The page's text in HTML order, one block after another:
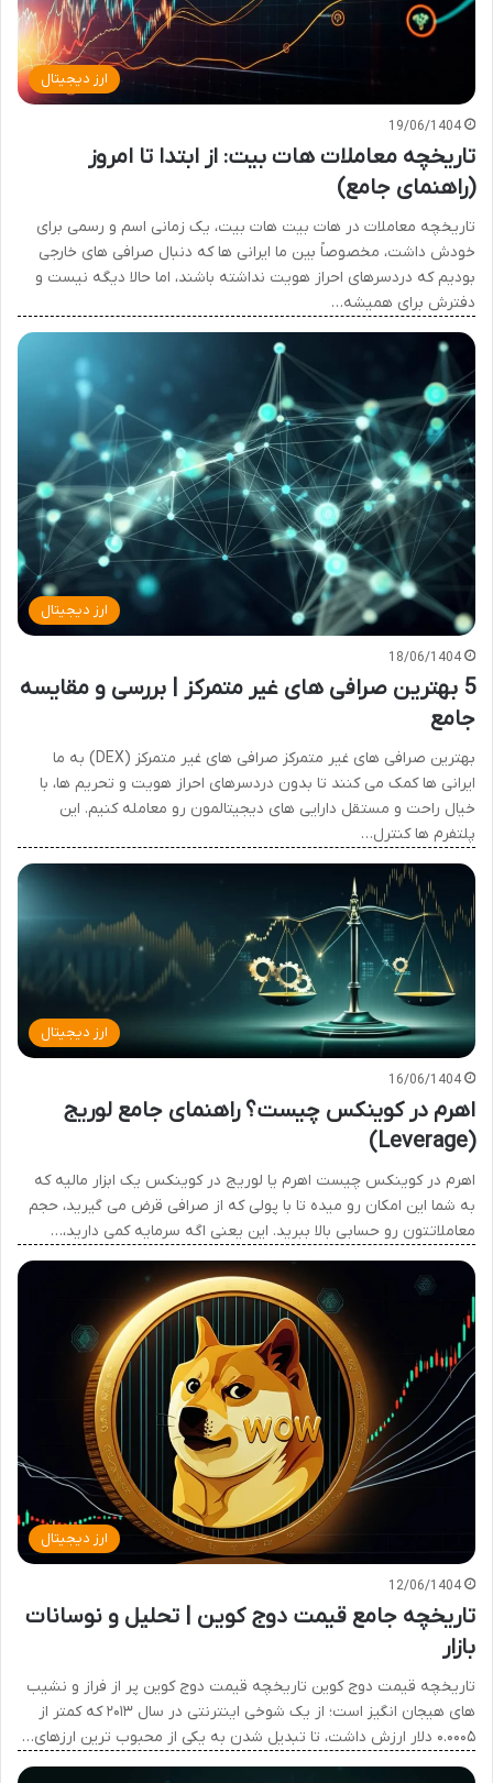
ارز دیجیتال
19/06/1404
تاریخچه معاملات هات بیت: از ابتدا تا امروز
(راهنمای جامع)
تاریخچه معاملات در هات بیت هات بیت، یک زمانی اسم و رسمی برای
خودش داشت، مخصوصاً بین ما ایرانی ها که دنبال صرافی های خارجی
بودیم که دردسرهای احراز هویت نداشته باشند، اما حالا دیگه نیست و
دفترش برای همیشه…
ارز دیجیتال
18/06/1404
5 بهترین صرافی های غیر متمرکز | بررسی و مقایسه
جامع
بهترین صرافی های غیر متمرکز صرافی های غیر متمرکز (DEX) به ما
ایرانی ها کمک می کنند تا بدون دردسرهای احراز هویت و تحریم ها، با
خیال راحت و مستقل دارایی های دیجیتالمون رو معامله کنیم. این
پلتفرم ها کنترل…
ارز دیجیتال
16/06/1404
اهرم در کوینکس چیست؟ راهنمای جامع لوریج
(Leverage)
اهرم در کوینکس چیست اهرم یا لوریج در کوینکس یک ابزار مالیه که
به شما این امکان رو میده تا با پولی که از صرافی قرض می گیرید، حجم
معاملاتتون رو حسابی بالا ببرید. این یعنی اگه سرمایه کمی دارید،…
ارز دیجیتال
12/06/1404
تاریخچه جامع قیمت دوج کوین | تحلیل و نوسانات
بازار
تاریخچه قیمت دوج کوین تاریخچه قیمت دوج کوین پر از فراز و نشیب
های هیجان انگیز است؛ از یک شوخی اینترنتی در سال ۲۰۱۳ که کمتر از
۰.۰۰۰۵ دلار ارزش داشت، تا تبدیل شدن به یکی از محبوب ترین ارزهای…